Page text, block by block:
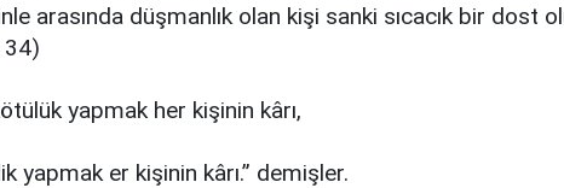
arasında düşmanlık olan kişi sanki sıcacık bir dost
34)
yapmak her kişinin kârı,
yapmak er kişinin kârı.” demişler.